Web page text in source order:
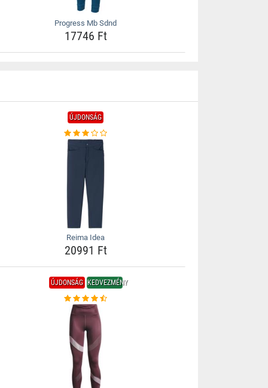
Progress Mb Sdnd
17746 Ft
ÚJDONSÁG
Reima Idea
20991 Ft
ÚJDONSÁG KEDVEZMÉNY